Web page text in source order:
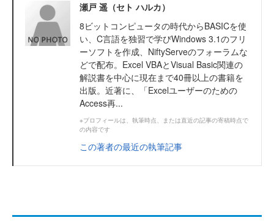
瀬戸 遥（セト ハルカ）
8ビットコンピュータの時代からBASICを使
い、C言語を独習で学びWindows 3.1のフリ
ーソフトを作成、NiftyServeのフォーラムな
どで配布。Excel VBAとVisual Basic関連の
解説書を中心に現在まで40冊以上の書籍を
出版。近著に、「Excelユーザーのための
Access再...
※プロフィールは、執筆時点、または直近の記事の寄稿時点で
の内容です
この著者の最近の執筆記事